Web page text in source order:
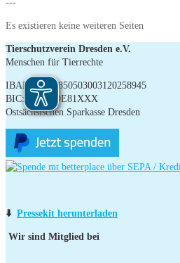
---
Es existieren keine weiteren Seiten
Tierschutzverein Dresden e.V.
Menschen für Tierrechte
IBAN: DE22850503003120258945
BIC: OSDDDE81XXX
Ostsächsischen Sparkasse Dresden
⬇️ Pressekit herunterladen
Wir sind Mitglied bei